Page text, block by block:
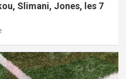
Slimani, Jones, les 7